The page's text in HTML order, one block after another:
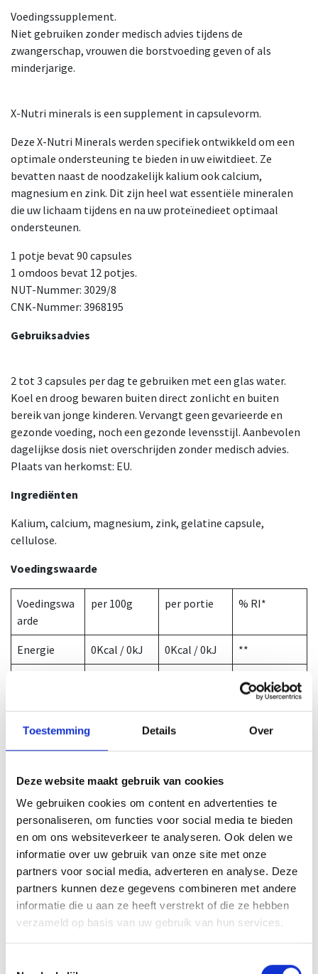
Toestemming Details Over
Deze website maakt gebruik van cookies
We gebruiken cookies om content en advertenties te
personaliseren, om functies voor social media te bieden
en om ons websiteverkeer te analyseren. Ook delen we
informatie over uw gebruik van onze site met onze
partners voor social media, adverteren en analyse. Deze
partners kunnen deze gegevens combineren met andere
informatie die u aan ze heeft verstrekt of die ze hebben
verzameld op basis van uw gebruik van hun services.
Voedingssupplement.
Niet gebruiken zonder medisch advies tijdens de
zwangerschap, vrouwen die borstvoeding geven of als
minderjarige.
X-Nutri minerals is een supplement in capsulevorm.
Deze X-Nutri Minerals werden specifiek ontwikkeld om een
optimale ondersteuning te bieden in uw eiwitdieet. Ze
bevatten naast de noodzakelijk kalium ook calcium,
magnesium en zink. Dit zijn heel wat essentiële mineralen
die uw lichaam tijdens en na uw proteïnedieet optimaal
ondersteunen.
1 potje bevat 90 capsules
1 omdoos bevat 12 potjes.
NUT-Nummer: 3029/8
CNK-Nummer: 3968195
Gebruiksadvies
2 tot 3 capsules per dag te gebruiken met een glas water.
Koel en droog bewaren buiten direct zonlicht en buiten
bereik van jonge kinderen. Vervangt geen gevarieerde en
gezonde voeding, noch een gezonde levensstijl. Aanbevolen
dagelijkse dosis niet overschrijden zonder medisch advies.
Plaats van herkomst: EU.
Ingrediënten
Kalium, calcium, magnesium, zink, gelatine capsule,
cellulose.
Voedingswaarde
Voedingswa
arde
per 100g per portie % RI*
Energie 0Kcal / 0kJ 0Kcal / 0kJ **
0%
verzadigde
vetten
0g 0g 0%
cholesterol 0mg 0mg 0%
koolhydrate
n
0g 0g
suikers 0g **
eiwitten 0g 0g 0%
zout 0mg 0mg 0%
Kalium
48,6g 180mg 5,2%